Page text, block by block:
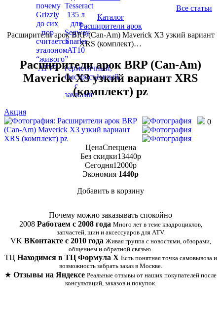
Все статьи
Каталог
Расширители арок
Расширители арок BRP (Can-Am) Maverick X3 узкий вариант
XRS (комплект)…
Расширители арок BRP (Can-Am)
Maverick X3 узкий вариант XRS
(комплект) pz
Акция
0
ЦенаСпеццена
Без скидки13440p
Сегодня12000p
Экономия 1440p
Добавить в корзину
Почему можно заказывать спокойно
2008 Работаем с 2008 года Много лет в теме квадроциклов,
запчастей, шин и аксессуаров для ATV.
VK ВКонтакте с 2010 года Живая группа с новостями, обзорами,
общением и обратной связью.
ТЦ Находимся в ТЦ Формула Х Есть понятная точка самовывоза и
возможность забрать заказ в Москве.
★ Отзывы на Яндексе Реальные отзывы от наших покупателей после
консультаций, заказов и покупок.